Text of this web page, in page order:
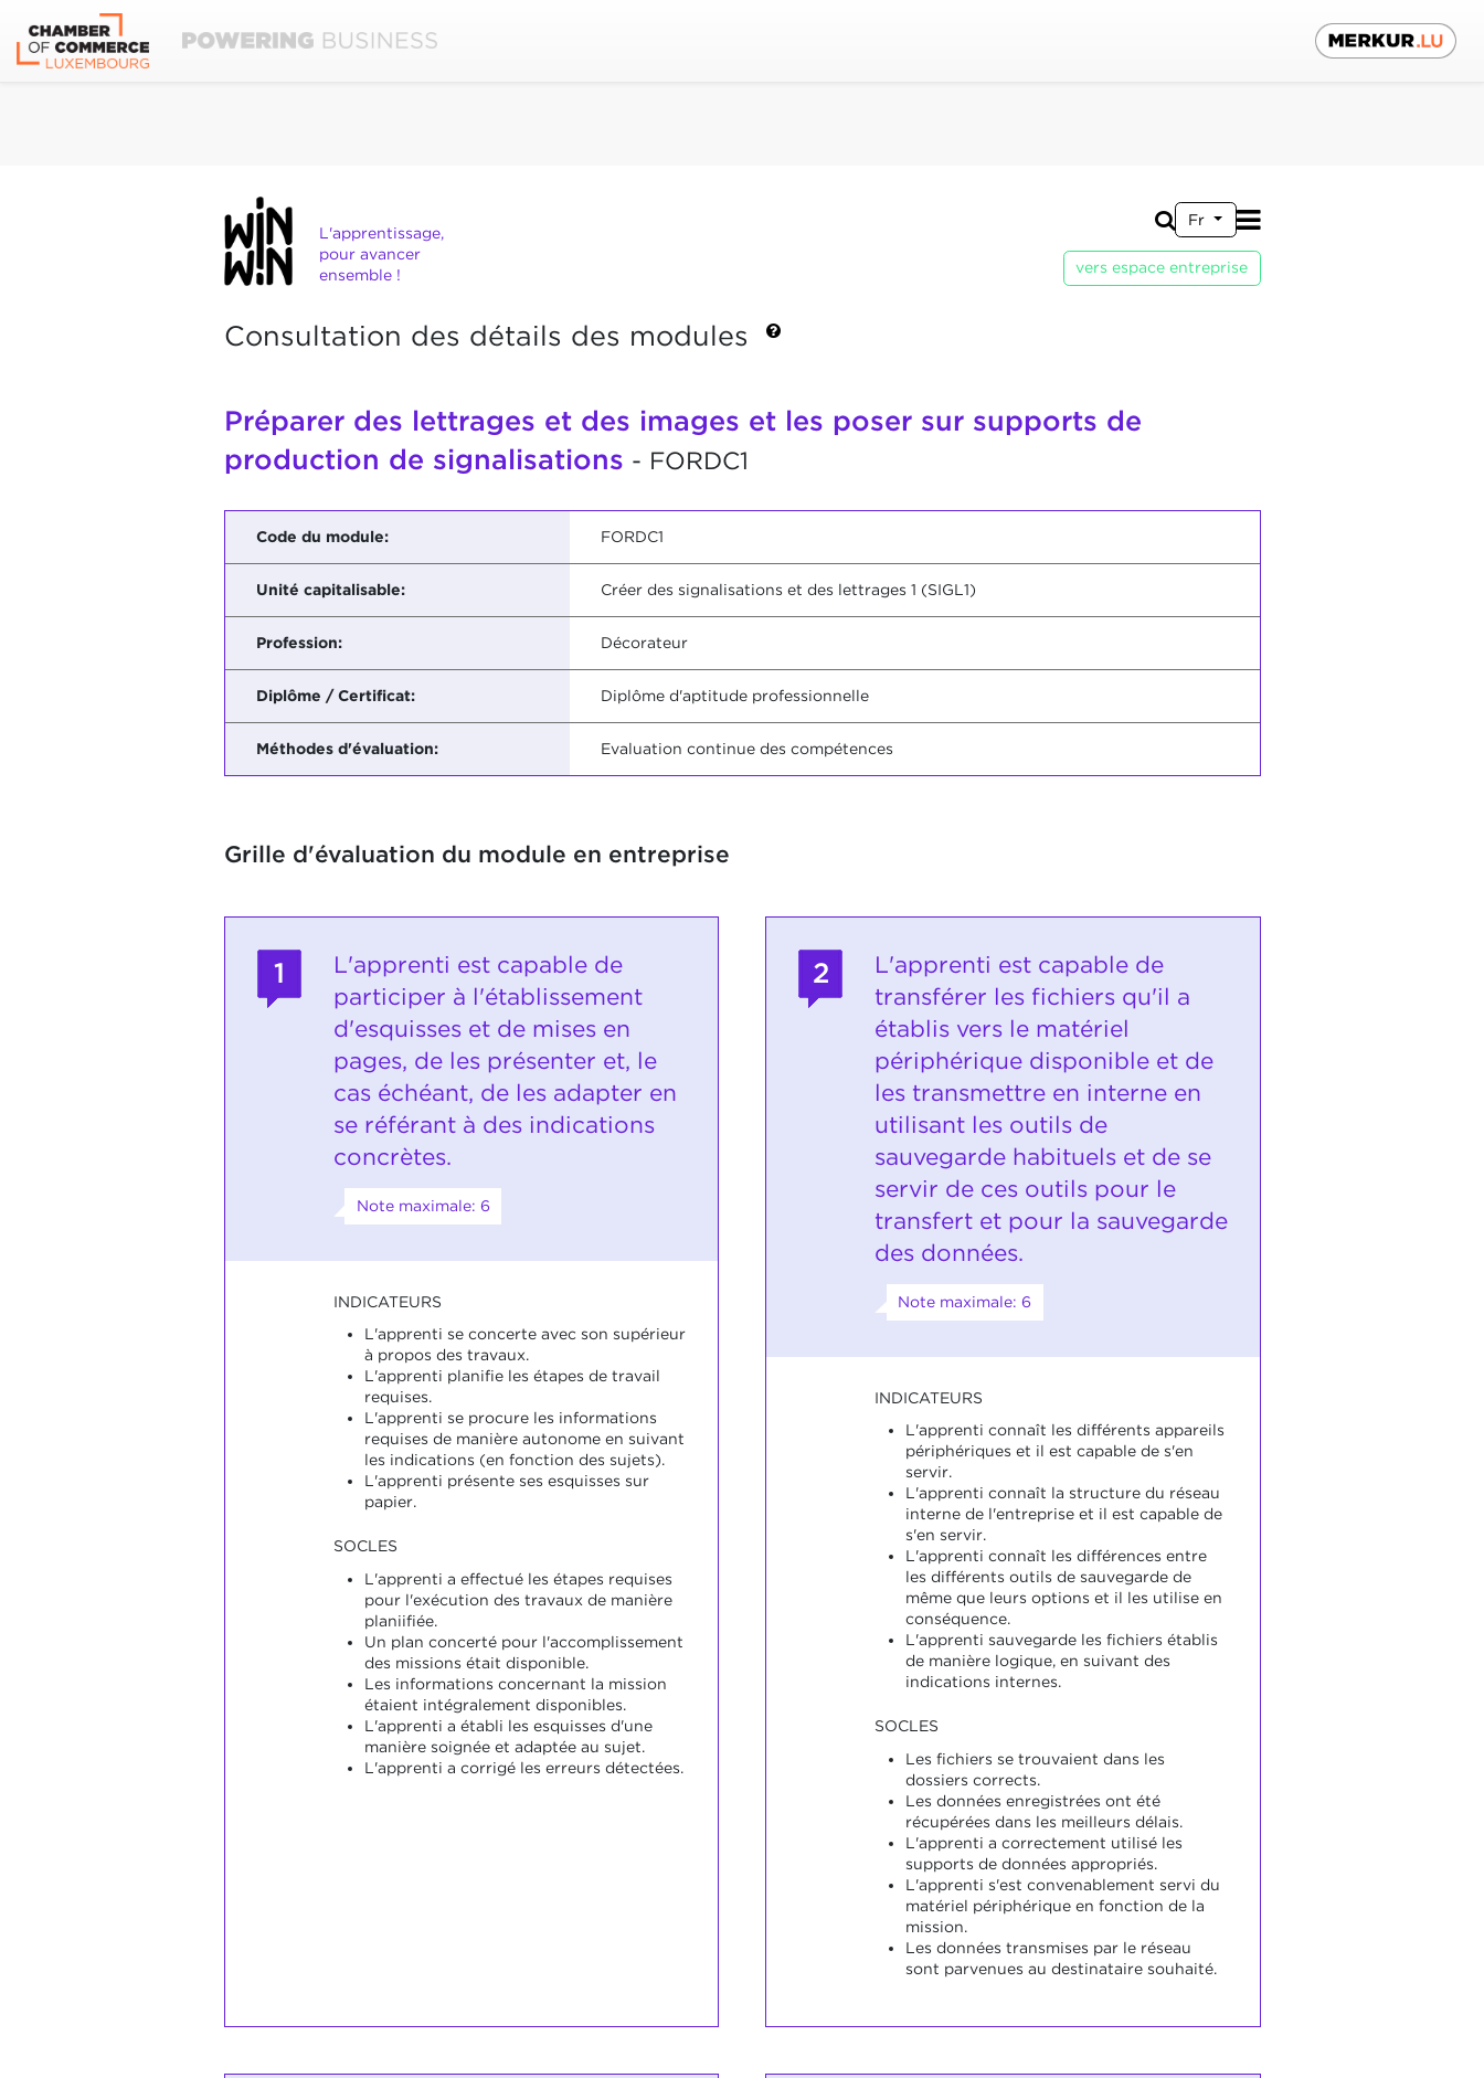
L'apprentissage,
pour avancer
ensemble !
Fr
vers espace entreprise
Consultation des détails des modules
Préparer des lettrages et des images et les poser sur supports de
production de signalisations - FORDC1
Code du module: FORDC1
Unité capitalisable: Créer des signalisations et des lettrages 1 (SIGL1)
Profession: Décorateur
Diplôme / Certificat: Diplôme d'aptitude professionnelle
Méthodes d'évaluation: Evaluation continue des compétences
Grille d'évaluation du module en entreprise
1
L'apprenti est capable de
participer à l'établissement
d'esquisses et de mises en
pages, de les présenter et, le
cas échéant, de les adapter en
se référant à des indications
concrètes.
Note maximale: 6
INDICATEURS
L'apprenti se concerte avec son supérieur
à propos des travaux.
L'apprenti planifie les étapes de travail
requises.
L'apprenti se procure les informations
requises de manière autonome en suivant
les indications (en fonction des sujets).
L'apprenti présente ses esquisses sur
papier.
SOCLES
L'apprenti a effectué les étapes requises
pour l'exécution des travaux de manière
planiifiée.
Un plan concerté pour l'accomplissement
des missions était disponible.
Les informations concernant la mission
étaient intégralement disponibles.
L'apprenti a établi les esquisses d'une
manière soignée et adaptée au sujet.
L'apprenti a corrigé les erreurs détectées.
2
L'apprenti est capable de
transférer les fichiers qu'il a
établis vers le matériel
périphérique disponible et de
les transmettre en interne en
utilisant les outils de
sauvegarde habituels et de se
servir de ces outils pour le
transfert et pour la sauvegarde
des données.
Note maximale: 6
INDICATEURS
L'apprenti connaît les différents appareils
périphériques et il est capable de s'en
servir.
L'apprenti connaît la structure du réseau
interne de l'entreprise et il est capable de
s'en servir.
L'apprenti connaît les différences entre
les différents outils de sauvegarde de
même que leurs options et il les utilise en
conséquence.
L'apprenti sauvegarde les fichiers établis
de manière logique, en suivant des
indications internes.
SOCLES
Les fichiers se trouvaient dans les
dossiers corrects.
Les données enregistrées ont été
récupérées dans les meilleurs délais.
L'apprenti a correctement utilisé les
supports de données appropriés.
L'apprenti s'est convenablement servi du
matériel périphérique en fonction de la
mission.
Les données transmises par le réseau
sont parvenues au destinataire souhaité.